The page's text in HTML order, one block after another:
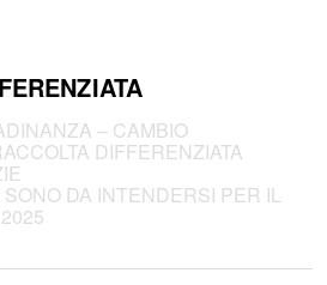
– CAMBIO
DIFFERENZIATA
DA INTENDERSI PER IL